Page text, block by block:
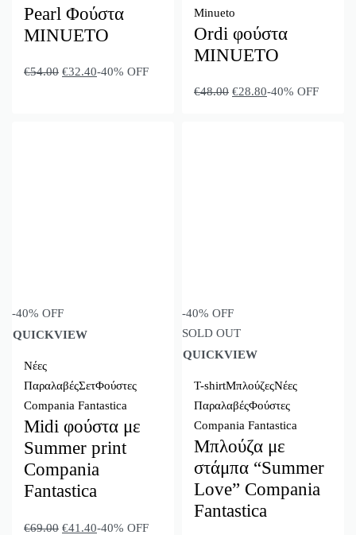
Pearl Φούστα
MINUETO
€54.00 €32.40-40% OFF
Minueto
Ordi φoύστα
MINUETO
€48.00 €28.80-40% OFF
-40% OFF
QUICKVIEW
Νέες
ΠαραλαβέςΣετΦούστες
Compania Fantastica
Μidi φούστα με
Summer print
Compania
Fantastica
€69.00 €41.40-40% OFF
-40% OFF
SOLD OUT
QUICKVIEW
T-shirtΜπλούζεςΝέες
ΠαραλαβέςΦούστες
Compania Fantastica
Μπλούζα με
στάμπα “Summer
Love” Compania
Fantastica